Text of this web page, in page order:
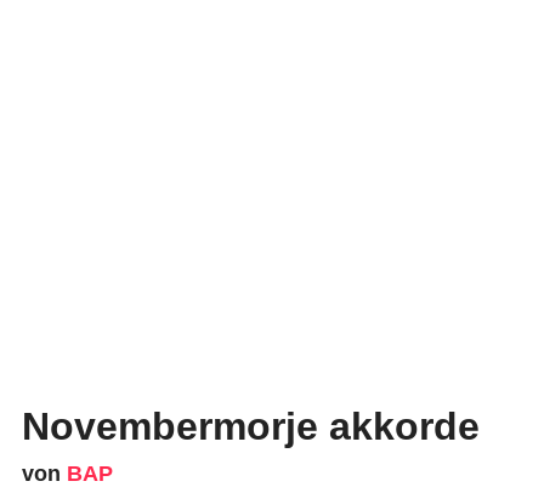
Novembermorje akkorde
von BAP